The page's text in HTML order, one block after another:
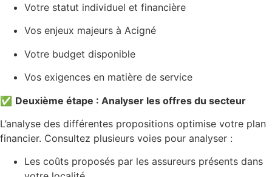
Votre statut individuel et financière
Vos enjeux majeurs à Acigné
Votre budget disponible
Vos exigences en matière de service
✅ Deuxième étape : Analyser les offres du secteur
L’analyse des différentes propositions optimise votre plan
financier. Consultez plusieurs voies pour analyser :
Les coûts proposés par les assureurs présents dans